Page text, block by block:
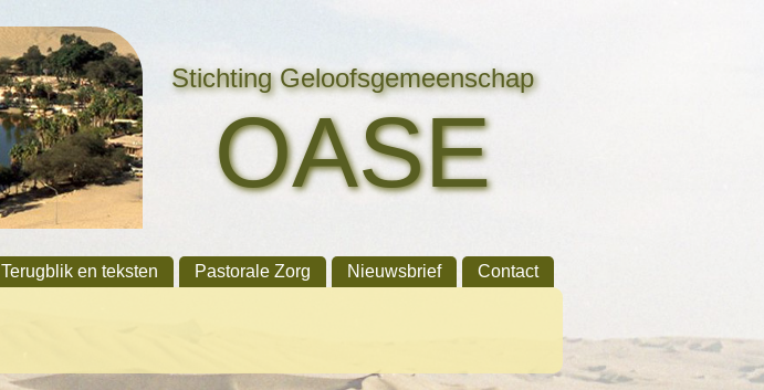
Stichting Geloofsgemeenschap
OASE
Terugblik en teksten Pastorale Zorg Nieuwsbrief Contact